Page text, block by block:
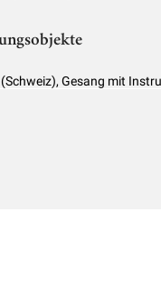
Gesang mit